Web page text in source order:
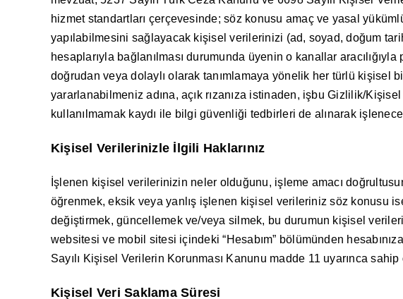
hizmet standartları çerçevesinde; söz konusu amaç ve yasal
yapılabilmesini sağlayacak kişisel verilerinizi (ad, soyad, doğum
hesaplarıyla bağlanılması durumunda üyenin o kanallar
doğrudan veya dolaylı olarak tanımlamaya yönelik her türlü kişisel
yararlanabilmeniz adına, açık rızanıza istinaden, işbu Gizlilik/
kullanılmamak kaydı ile bilgi güvenliği tedbirleri de alınarak
Kişisel Verilerinizle İlgili Haklarınız
İşlenen kişisel verilerinizin neler olduğunu, işleme amacı
öğrenmek, eksik veya yanlış işlenen kişisel verileriniz söz konusu
değiştirmek, güncellemek ve/veya silmek, bu durumun kişisel
websitesi ve mobil sitesi içindeki “Hesabım” bölümünden
Sayılı Kişisel Verilerin Korunması Kanunu madde 11 uyarınca
Kişisel Veri Saklama Süresi